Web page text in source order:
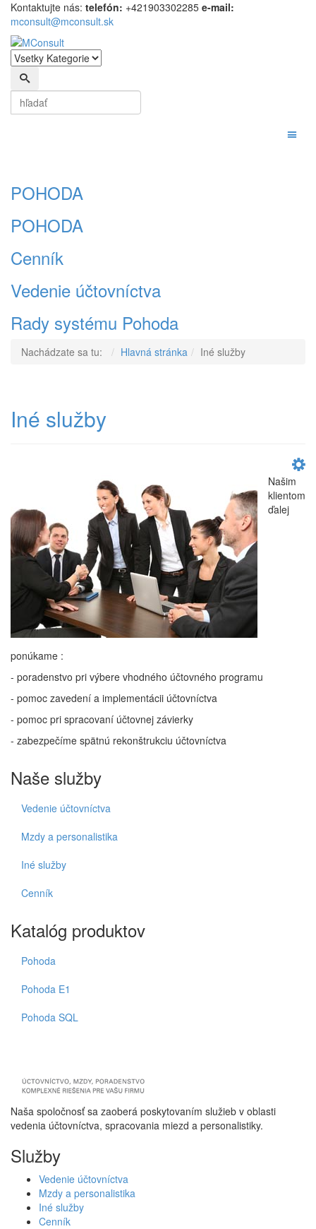
Kontaktujte nás: telefón: +421903302285 e-mail:
mconsult@mconsult.sk
Vyhľadať
Vyhľadať
POHODA
POHODA
Cenník
Vedenie účtovníctva
Rady systému Pohoda
Nachádzate sa tu: Hlavná stránka Iné služby
Iné služby
Našim
klientom
ďalej
ponúkame :
- poradenstvo pri výbere vhodného účtovného programu
- pomoc zavedení a implementácii účtovníctva
- pomoc pri spracovaní účtovnej závierky
- zabezpečíme spätnú rekonštrukciu účtovníctva
Naše služby
Vedenie účtovníctva
Mzdy a personalistika
Iné služby
Cenník
Katalóg produktov
Pohoda
Pohoda E1
Pohoda SQL
Naša spoločnosť sa zaoberá poskytovaním služieb v oblasti
vedenia účtovníctva, spracovania miezd a personalistiky.
Služby
Vedenie účtovníctva
Mzdy a personalistika
Iné služby
Cenník